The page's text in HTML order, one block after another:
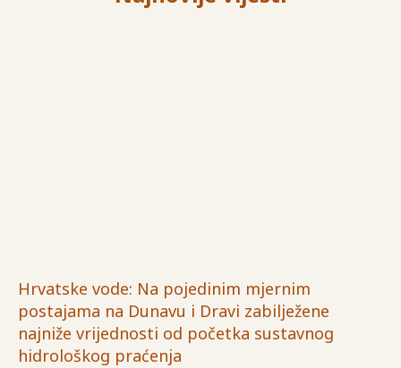
Hrvatske vode: Na pojedinim mjernim
postajama na Dunavu i Dravi zabilježene
najniže vrijednosti od početka sustavnog
hidrološkog praćenja